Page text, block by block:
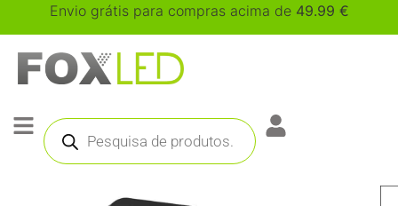
Envio grátis para compras acima de 49.99 €